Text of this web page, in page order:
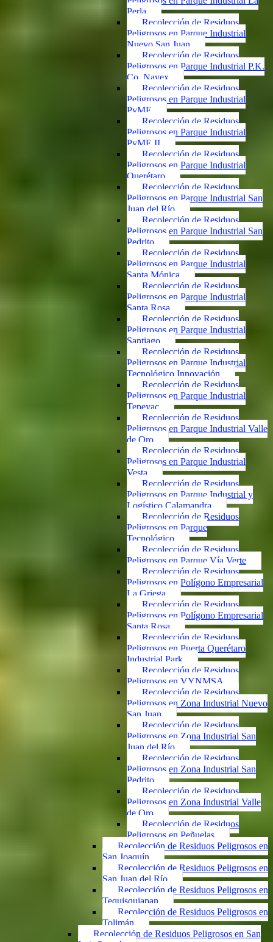
Perla
Recolección de Residuos
Peligrosos en Parque Industrial
Nuevo San Juan
Recolección de Residuos
Peligrosos en Parque Industrial P.K.
Co. Navex
Recolección de Residuos
Peligrosos en Parque Industrial
PyME
Recolección de Residuos
Peligrosos en Parque Industrial
PyME II
Recolección de Residuos
Peligrosos en Parque Industrial
Querétaro
Recolección de Residuos
Peligrosos en Parque Industrial San
Juan del Río
Recolección de Residuos
Peligrosos en Parque Industrial San
Pedrito
Recolección de Residuos
Peligrosos en Parque Industrial
Santa Mónica
Recolección de Residuos
Peligrosos en Parque Industrial
Santa Rosa
Recolección de Residuos
Peligrosos en Parque Industrial
Santiago
Recolección de Residuos
Peligrosos en Parque Industrial
Tecnológico Innovación
Recolección de Residuos
Peligrosos en Parque Industrial
Tepeyac
Recolección de Residuos
Peligrosos en Parque Industrial Valle
de Oro
Recolección de Residuos
Peligrosos en Parque Industrial
Vesta
Recolección de Residuos
Peligrosos en Parque Industrial y
Logístico Calamandra
Recolección de Residuos
Peligrosos en Parque
Tecnológico
Recolección de Residuos
Peligrosos en Parque Vía Verte
Recolección de Residuos
Peligrosos en Polígono Empresarial
La Griega
Recolección de Residuos
Peligrosos en Polígono Empresarial
Santa Rosa
Recolección de Residuos
Peligrosos en Puerta Querétaro
Industrial Park
Recolección de Residuos
Peligrosos en VYNMSA
Recolección de Residuos
Peligrosos en Zona Industrial Nuevo
San Juan
Recolección de Residuos
Peligrosos en Zona Industrial San
Juan del Río
Recolección de Residuos
Peligrosos en Zona Industrial San
Pedrito
Recolección de Residuos
Peligrosos en Zona Industrial Valle
de Oro
Recolección de Residuos
Peligrosos en Peñuelas
Recolección de Residuos Peligrosos en
San Joaquín
Recolección de Residuos Peligrosos en
San Juan del Río
Recolección de Residuos Peligrosos en
Tequisquiapan
Recolección de Residuos Peligrosos en
Tolimán
Recolección de Residuos Peligrosos en San